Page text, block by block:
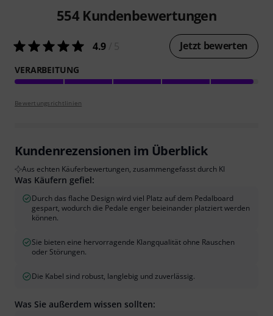
554 Kundenbewertungen
4.9 Jetzt bewerten
VERARBEITUNG
Bewertungsrichtlinien
Kundenrezensionen im Überblick
Aus echten Käuferbewertungen, zusammengefasst durch KI
Was Käufern gefiel:
Durch das flache Design wird viel Platz auf dem Pedalboard
gespart, wodurch die Pedale enger beieinander platziert werden
können.
Sie bieten eine hervorragende Klangqualität ohne Rauschen
oder Störungen.
Die Kabel sind robust, langlebig und zuverlässig.
Was Sie außerdem wissen sollten: